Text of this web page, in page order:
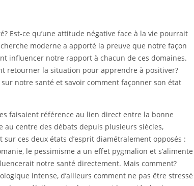
Est-ce qu’une attitude négative face à la vie pourrait
moderne a apporté la preuve que notre façon
influencer notre rapport à chacun de ces domaines.
retourner la situation pour apprendre à positiver?
notre santé et savoir comment façonner son état
faisaient référence au lien direct entre la bonne
au centre des débats depuis plusieurs siècles,
ces deux états d’esprit diamétralement opposés :
le pessimisme a un effet pygmalion et s’alimente
notre santé directement. Mais comment?
intense, d’ailleurs comment ne pas être stressé